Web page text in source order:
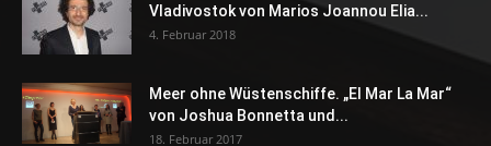
Vladivostok von Marios Joannou Elia...
4. Februar 2018
Meer ohne Wüstenschiffe. „El Mar La Mar“
von Joshua Bonnetta und...
18. Februar 2017